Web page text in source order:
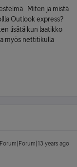
. Miten ja mistä
Outlook express?
lisätä kun laatikko
myös nettitikulla
Forum|Forum|13 years ago